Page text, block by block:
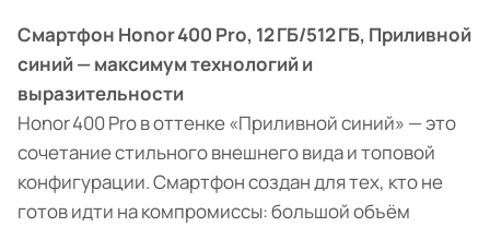
Смартфон Honor 400 Pro, 12 ГБ/512 ГБ, Приливной
синий — максимум технологий и
выразительности
Honor 400 Pro в оттенке «Приливной синий» — это
сочетание стильного внешнего вида и топовой
конфигурации. Смартфон создан для тех, кто не
готов идти на компромиссы: большой объём